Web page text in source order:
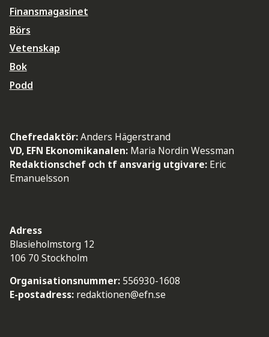
Finansmagasinet
Börs
Vetenskap
Bok
Podd
Chefredaktör:Anders Hägerstrand
VD, EFN Ekonomikanalen: Maria Nordin Wessman
Redaktionschef och tf ansvarig utgivare: Eric
Emanuelsson
Adress
Blasieholmstorg 12
106 70 Stockholm
Organisationsnummer: 556930-1608
E-postadress: redaktionen@efn.se